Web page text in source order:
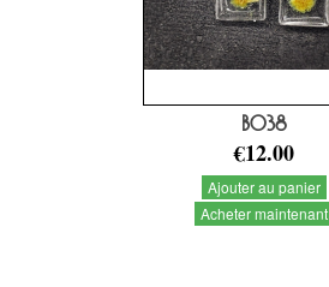
BO38
€12.00
Ajouter au panier
Acheter maintenant